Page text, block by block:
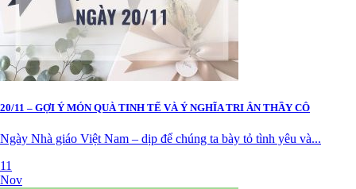
20/11 – GỢI Ý MÓN QUÀ TINH TẾ VÀ Ý NGHĨA TRI ÂN THẦY CÔ
Ngày Nhà giáo Việt Nam – dịp để chúng ta bày tỏ tình yêu và...
11
Nov